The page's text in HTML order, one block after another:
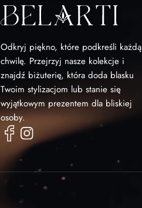
Odkryj piękno, które podkreśli każdą
chwilę. Przejrzyj nasze kolekcje i
znajdź biżuterię, która doda blasku
Twoim stylizacjom lub stanie się
wyjątkowym prezentem dla bliskiej
osoby.